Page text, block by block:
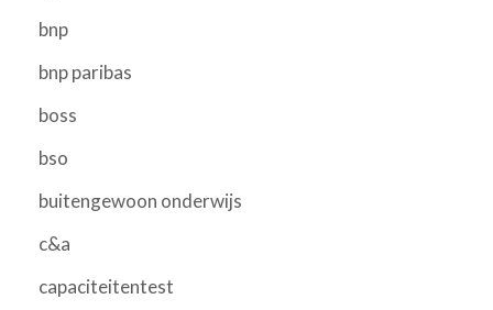
bnp
bnp paribas
boss
bso
buitengewoon onderwijs
c&a
capaciteitentest